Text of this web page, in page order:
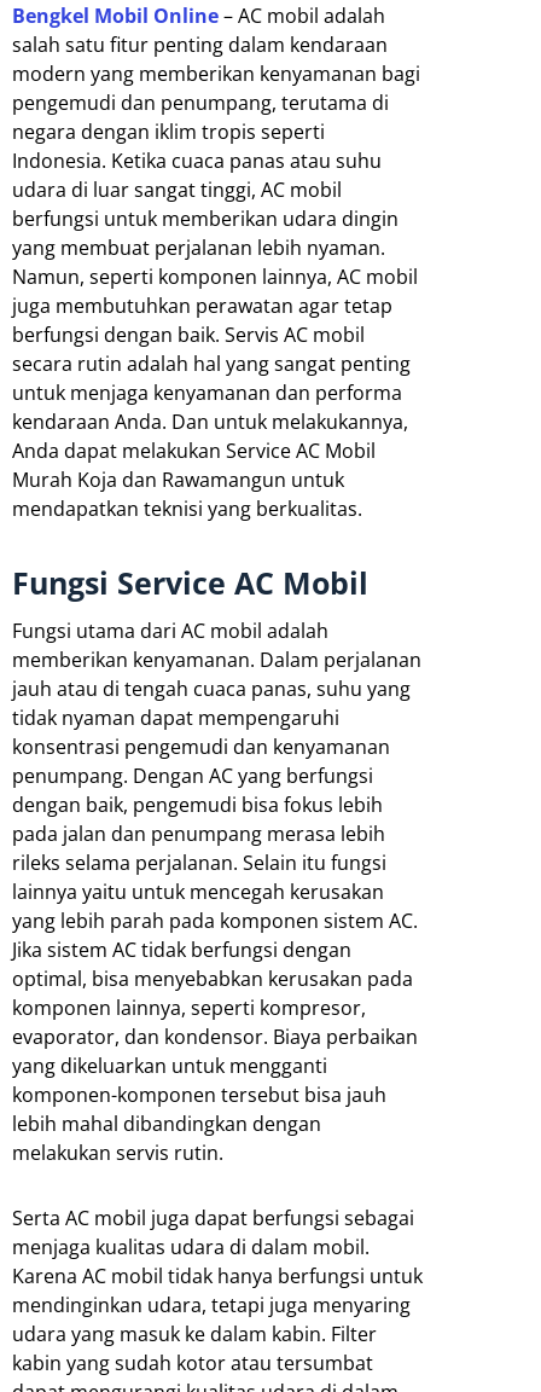
Bengkel Mobil Online– AC mobil adalah
salah satu fitur penting dalam kendaraan
modern yang memberikan kenyamanan bagi
pengemudi dan penumpang, terutama di
negara dengan iklim tropis seperti
Indonesia. Ketika cuaca panas atau suhu
udara di luar sangat tinggi, AC mobil
berfungsi untuk memberikan udara dingin
yang membuat perjalanan lebih nyaman.
Namun, seperti komponen lainnya, AC mobil
juga membutuhkan perawatan agar tetap
berfungsi dengan baik. Servis AC mobil
secara rutin adalah hal yang sangat penting
untuk menjaga kenyamanan dan performa
kendaraan Anda. Dan untuk melakukannya,
Anda dapat melakukan Service AC Mobil
Murah Koja dan Rawamangun untuk
mendapatkan teknisi yang berkualitas.
Fungsi Service AC Mobil
Fungsi utama dari AC mobil adalah
memberikan kenyamanan. Dalam perjalanan
jauh atau di tengah cuaca panas, suhu yang
tidak nyaman dapat mempengaruhi
konsentrasi pengemudi dan kenyamanan
penumpang. Dengan AC yang berfungsi
dengan baik, pengemudi bisa fokus lebih
pada jalan dan penumpang merasa lebih
rileks selama perjalanan. Selain itu fungsi
lainnya yaitu untuk mencegah kerusakan
yang lebih parah pada komponen sistem AC.
Jika sistem AC tidak berfungsi dengan
optimal, bisa menyebabkan kerusakan pada
komponen lainnya, seperti kompresor,
evaporator, dan kondensor. Biaya perbaikan
yang dikeluarkan untuk mengganti
komponen-komponen tersebut bisa jauh
lebih mahal dibandingkan dengan
melakukan servis rutin.
Serta AC mobil juga dapat berfungsi sebagai
menjaga kualitas udara di dalam mobil.
Karena AC mobil tidak hanya berfungsi untuk
mendinginkan udara, tetapi juga menyaring
udara yang masuk ke dalam kabin. Filter
kabin yang sudah kotor atau tersumbat